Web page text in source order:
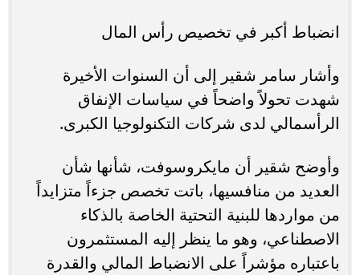
انضباط أكبر في تخصيص رأس المال
وأشار سامر شقير إلى أن السنوات الأخيرة
شهدت تحولاً واضحاً في سياسات الإنفاق
الرأسمالي لدى شركات التكنولوجيا الكبرى.
وأوضح شقير أن مايكروسوفت، شأنها شأن
العديد من منافسيها، باتت تخصص جزءاً متزايداً
من مواردها للبنية التحتية الخاصة بالذكاء
الاصطناعي، وهو ما ينظر إليه المستثمرون
باعتباره مؤشراً على الانضباط المالي والقدرة